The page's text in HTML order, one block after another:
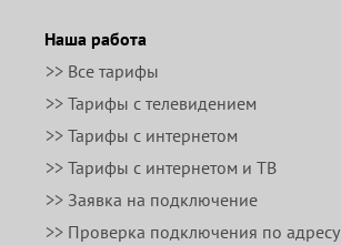
Наша работа
>> Все тарифы
>> Тарифы с телевидением
>> Тарифы с интернетом
>> Тарифы с интернетом и ТВ
>> Заявка на подключение
>> Проверка подключения по адресу